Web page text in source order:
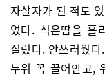
자살자가 된 적도
었다. 식은땀을 흘
질렀다. 안쓰러웠
누워 꼭 끌어안고,